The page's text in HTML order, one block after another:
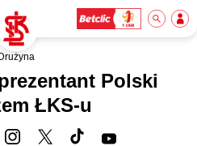
Drużyna
Polski
ŁKS-u